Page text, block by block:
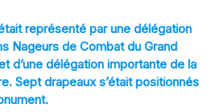
représenté par une délégation
Nageurs de Combat du Grand
d’une délégation importante de la
Sept drapeaux s’était positionnés